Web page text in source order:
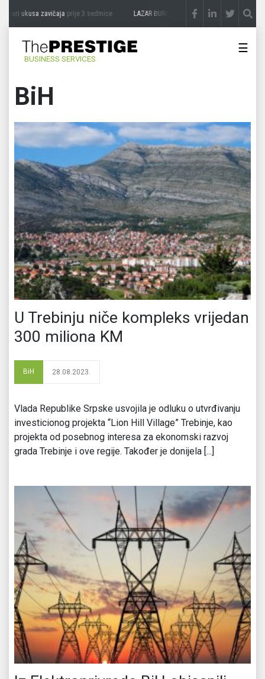
zavičaja prije 3 sedmice LAZAR ĐURIĆ: Promocija potencijal pretvara u
BUSINESS SERVICES
☰
BiH
U Trebinju niče kompleks vrijedan
300 miliona KM
BiH 28.08.2023.
Vlada Republike Srpske usvojila je odluku o utvrđivanju
investicionog projekta “Lion Hill Village” Trebinje, kao
projekta od posebnog interesa za ekonomski razvoj
grada Trebinje i ove regije. Također je donijela [...]